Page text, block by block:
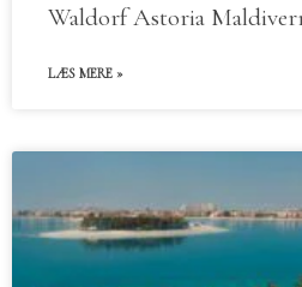
Waldorf Astoria
LÆS MERE »